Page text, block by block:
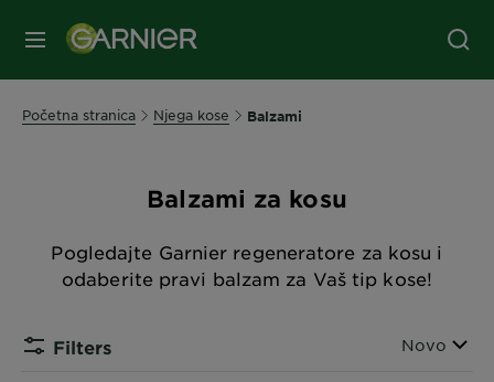
IZBORNIK
Početna stranica Njega kose Balzami
Balzami za kosu
Pogledajte Garnier regeneratore za kosu i
odaberite pravi balzam za Vaš tip kose!
Filters Razvrstaj
Novo